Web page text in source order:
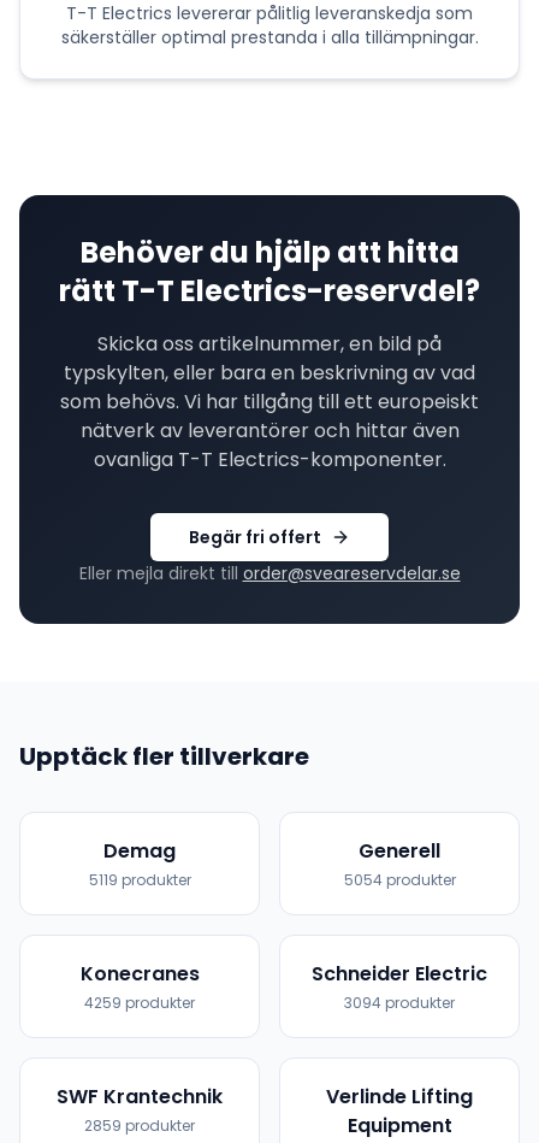
T-T Electrics levererar pålitlig leveranskedja som
säkerställer optimal prestanda i alla tillämpningar.
Behöver du hjälp att hitta
rätt T-T Electrics-reservdel?
Skicka oss artikelnummer, en bild på
typskylten, eller bara en beskrivning av vad
som behövs. Vi har tillgång till ett europeiskt
nätverk av leverantörer och hittar även
ovanliga T-T Electrics-komponenter.
Begär fri offert
Eller mejla direkt till order@sveareservdelar.se
Upptäck fler tillverkare
Demag
5119 produkter
Generell
5054produkter
Konecranes
4259 produkter
Schneider Electric
3094 produkter
SWF Krantechnik
2859 produkter
Verlinde Lifting
Equipment